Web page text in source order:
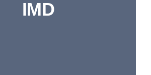
IMD